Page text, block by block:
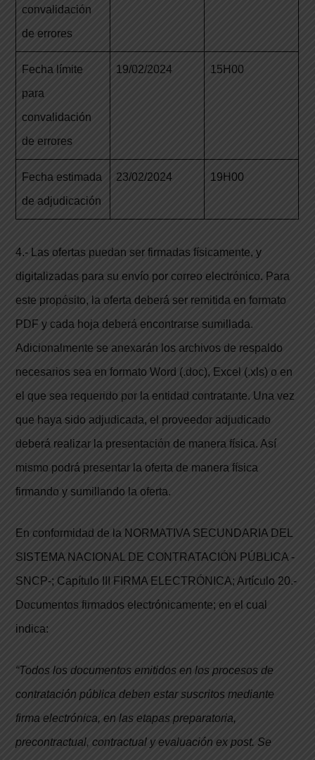
convalidación
de errores
Fecha límite
para
convalidación
de errores
19/02/2024 15H00
Fecha estimada
de adjudicación
23/02/2024 19H00
4.- Las ofertas puedan ser firmadas físicamente, y
digitalizadas para su envío por correo electrónico. Para
este propósito, la oferta deberá ser remitida en formato
PDF y cada hoja deberá encontrarse sumillada.
Adicionalmente se anexarán los archivos de respaldo
necesarios sea en formato Word (.doc), Excel (.xls) o en
el que sea requerido por la entidad contratante. Una vez
que haya sido adjudicada, el proveedor adjudicado
deberá realizar la presentación de manera física. Así
mismo podrá presentar la oferta de manera física
firmando y sumillando la oferta.
En conformidad de la NORMATIVA SECUNDARIA DEL
SISTEMA NACIONAL DE CONTRATACIÓN PÚBLICA -
SNCP-; Capítulo III FIRMA ELECTRÓNICA; Artículo 20.-
Documentos firmados electrónicamente; en el cual
indica:
“Todos los documentos emitidos en los procesos de
contratación pública deben estar suscritos mediante
firma electrónica, en las etapas preparatoria,
precontractual, contractual y evaluación ex post. Se